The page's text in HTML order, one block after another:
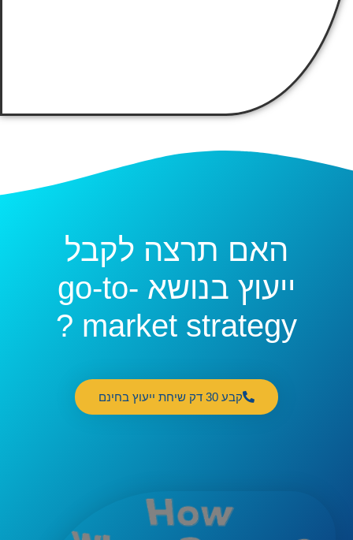
האם תרצה לקבל
ייעוץ בנושא go-to-
market strategy ?
קבע 30 דק שיחת ייעוץ בחינם